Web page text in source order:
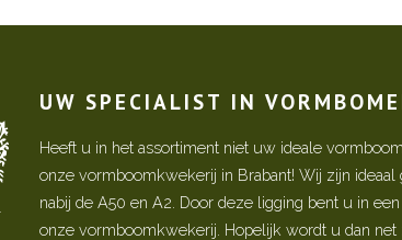
UW SPECIALIST IN
Heeft u in het assortiment niet uw ideale
onze vormboomkwekerij in Brabant! Wij zijn ideaal
nabij de A50 en A2. Door deze ligging bent u in
onze vormboomkwekerij. Hopelijk wordt u dan net